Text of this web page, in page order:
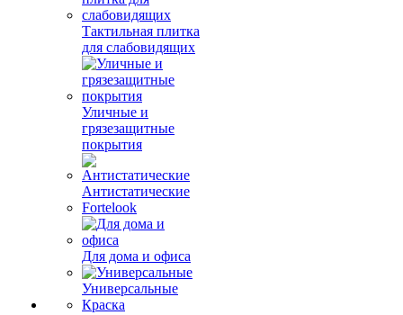
Тактильная плитка
для слабовидящих
Уличные и
грязезащитные
покрытия
Антистатические
Fortelook
Для дома и офиса
Универсальные
Краска